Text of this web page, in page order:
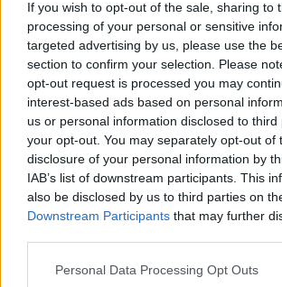
If you wish to opt-out of the sale, sharing to
processing of your personal or sensitive
targeted advertising by us, please use the
section to confirm your selection. Please
opt-out request is processed you may
interest-based ads based on personal
us or personal information disclosed to
your opt-out. You may separately opt-out of
disclosure of your personal information by
IAB’s list of downstream participants. This
also be disclosed by us to third parties on
Downstream Participants that may further
Please note that this website/app uses one
Personal Data Processing Opt Outs
urheiluun
Tutkimukseen osallistui
ikäisiä huippu-urheilijoita, sillä
kehonkoostumuksen optimointi
kommentointi eivät kuulu
“On äärimmäisen tärkeää, että
urheilijat keskittyvät riittävään
ravinnonsaantiin, joka tukee
harjoitusjaksamistaan, kasvuaan
kehitystään”, Kettunen korostaa.